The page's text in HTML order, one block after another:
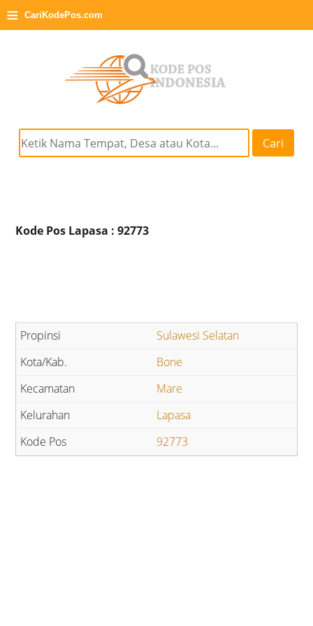
≡ CariKodePos.com
Cari
Kode Pos Lapasa : 92773
Sulawesi Selatan
Bone
Mare
Lapasa
92773